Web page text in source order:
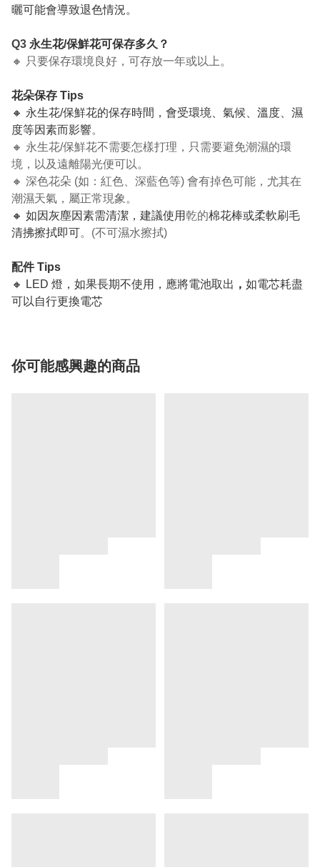
曬可能會導致退色情況。
Q3 永生花/保鮮花可保存多久？
🔸 只要保存環境良好，可存放一年或以上。
花朵保存 Tips
🔸 永生花/保鮮花的保存時間，會受環境、氣候、溫度、濕
度等因素而影響。
🔸 永生花/保鮮花不需要怎樣打理，只需要避免潮濕的環
境，以及遠離陽光便可以。
🔸 深色花朵 (如：紅色、深藍色等) 會有掉色可能，尤其在
潮濕天氣，屬正常現象。
🔸 如因灰塵因素需清潔，建議使用乾的棉花棒或柔軟刷毛
清拂擦拭即可。(不可濕水擦拭)
配件 Tips
🔸 LED 燈，如果長期不使用，應將電池取出 ， 如電芯耗盡
可以自行更換電芯
你可能感興趣的商品